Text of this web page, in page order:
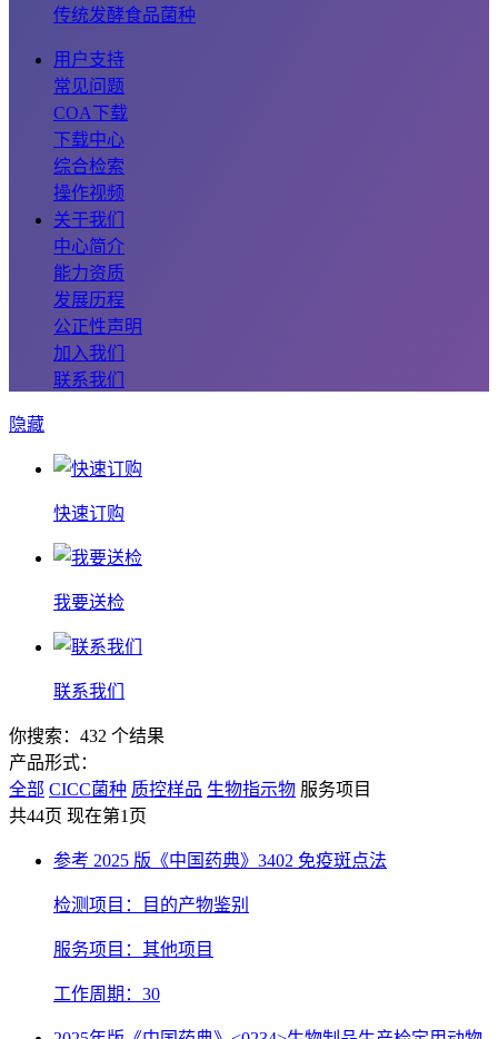
传统发酵食品菌种
用户支持
常见问题
COA下载
下载中心
综合检索
操作视频
关于我们
中心简介
能力资质
发展历程
公正性声明
加入我们
联系我们
隐藏
快速订购
我要送检
联系我们
你搜索：432 个结果
产品形式：
全部 CICC菌种 质控样品 生物指示物 服务项目
共44页 现在第1页
参考 2025 版《中国药典》3402 免疫斑点法
检测项目：目的产物鉴别
服务项目：其他项目
工作周期：30